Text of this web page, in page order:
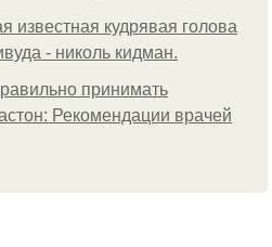
известная кудрявая голова
- николь кидман.
принимать
Рекомендации врачей